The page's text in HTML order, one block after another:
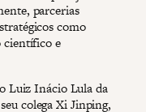
parcerias
como
científico e
Luiz Inácio Lula da
colega Xi Jinping,